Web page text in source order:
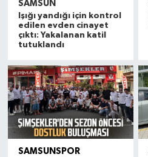
SAMSUN
Işığı yandığı için kontrol
edilen evden cinayet
çıktı: Yakalanan katil
tutuklandı
SAMSUNSPOR